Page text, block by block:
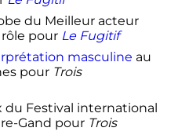
du Meilleur acteur
pour Le Fugitif
masculine au
pour Trois
du Festival international
Gand pour Trois